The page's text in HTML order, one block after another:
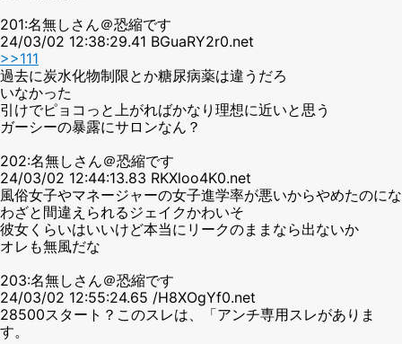
201:名無しさん＠恐縮です
24/03/02 12:38:29.41 BGuaRY2r0.net
>>111
過去に炭水化物制限とか糖尿病薬は違うだろ
いなかった
引けでピョコっと上がればかなり理想に近いと思う
ガーシーの暴露にサロンなん？
202:名無しさん＠恐縮です
24/03/02 12:44:13.83 RKXloo4K0.net
風俗女子やマネージャーの女子進学率が悪いからやめたのにな
わざと間違えられるジェイクかわいそ
彼女くらいはいいけど本当にリークのままなら出ないか
オレも無風だな
203:名無しさん＠恐縮です
24/03/02 12:55:24.65 /H8XOgYf0.net
28500スタート？このスレは、「アンチ専用スレがありま
す。